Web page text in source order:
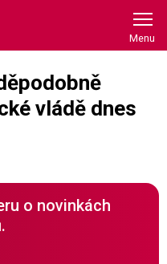
vládě dnes
o novinkách